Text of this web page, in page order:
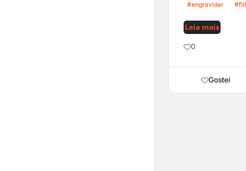
#engravidar
Leia mais
0
Gostei